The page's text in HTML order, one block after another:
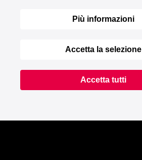
Più informazioni
Accetta la selezione
Accetta tutti